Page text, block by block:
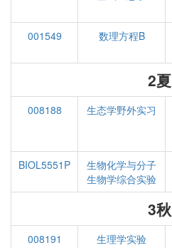
001549
数理方程B
2夏
008188 生态学野外实习
BIOL5551P
生物化学与分子
生物学综合实验
3秋
008191 生理学实验